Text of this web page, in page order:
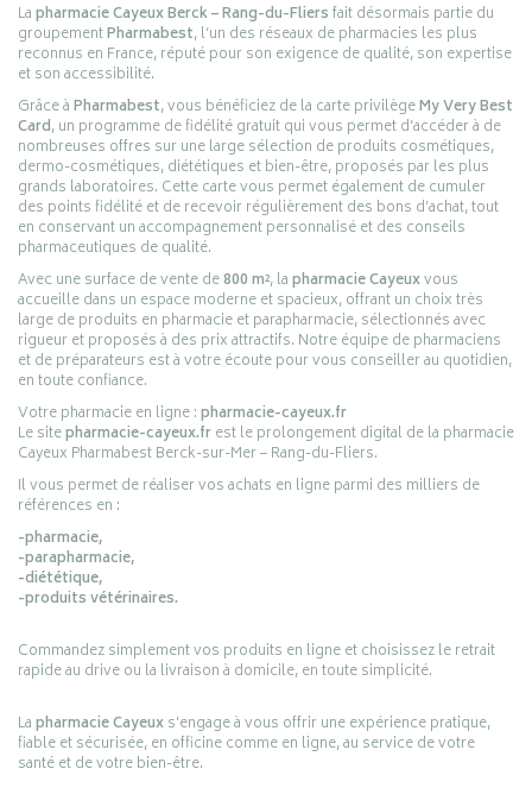
Lapharmacie Cayeux Berck – Rang-du-Fliersfait désormais partie du
groupementPharmabest, l’un des réseaux de pharmacies les plus
reconnus en France, réputé pour son exigence de qualité, son expertise
et son accessibilité.
Grâce àPharmabest, vous bénéficiez de la carte privilègeMy Very Best
Card, un programme de fidélité gratuit qui vous permet d’accéder à de
nombreuses offres sur une large sélection de produits cosmétiques,
dermo-cosmétiques, diététiques et bien-être, proposés par les plus
grands laboratoires. Cette carte vous permet également de cumuler
des points fidélité et de recevoir régulièrement des bons d’achat, tout
en conservant un accompagnement personnalisé et des conseils
pharmaceutiques de qualité.
Avec une surface de vente de800 m², lapharmacie Cayeuxvous
accueille dans un espace moderne et spacieux, offrant un choix très
large de produits en pharmacie et parapharmacie, sélectionnés avec
rigueur et proposés à des prix attractifs. Notre équipe de pharmaciens
et de préparateurs est à votre écoute pour vous conseiller au quotidien,
en toute confiance.
Votre pharmacie en ligne :pharmacie-cayeux.fr
Le sitepharmacie-cayeux.frest le prolongement digital de la pharmacie
Cayeux Pharmabest Berck-sur-Mer – Rang-du-Fliers.
Il vous permet de réaliser vos achats en ligne parmi des milliers de
références en :
-pharmacie,
-parapharmacie,
-diététique,
-produits vétérinaires.
Commandez simplement vos produits en ligne et choisissez le retrait
rapide au drive ou la livraison à domicile, en toute simplicité.
Lapharmacie Cayeuxs’engage à vous offrir une expérience pratique,
fiable et sécurisée, en officine comme en ligne, au service de votre
santé et de votre bien-être.